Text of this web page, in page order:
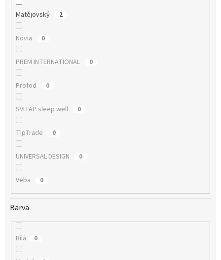
Matějovský 2
Novia 0
PREM INTERNATIONAL 0
Profod 0
SVITAP sleep well 0
TipTrade 0
UNIVERSAL DESIGN 0
Veba 0
Barva
Bílá 0